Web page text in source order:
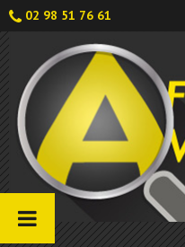
02 98 51 76 61